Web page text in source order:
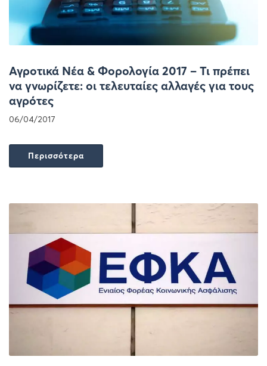
Αγροτικά Νέα & Φορολογία 2017 – Τι πρέπει
να γνωρίζετε: οι τελευταίες αλλαγές για τους
αγρότες
06/04/2017
Περισσότερα